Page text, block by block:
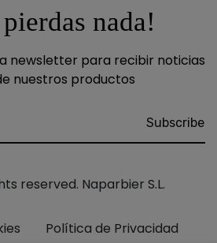
nada!
newsletter para recibir noticias
nuestros productos
Subscribe
reserved. Naparbier S.L.
Política de Privacidad